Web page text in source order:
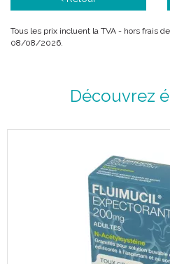
Tous les prix incluent la TVA - hors frais
08/08/2026.
Découvrez